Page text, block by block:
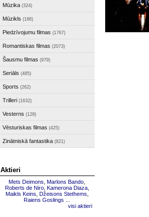
Mūzika (324)
Mūzikls (186)
Piedzīvojumu filmas (1767)
Romantiskas filmas (2073)
Šausmu filmas (979)
Seriāls (485)
Sports (262)
Trilleri (1632)
Vesterns (128)
Vēsturiskas filmas (425)
Zinātniskā fantastika (821)
Aktieri
Mets Deimons Marlons Bando
Roberts de Niro, Kamerona Diaza,
Maikls Keins Džeisons Stethems
Raiens Goslings
visi aktieri